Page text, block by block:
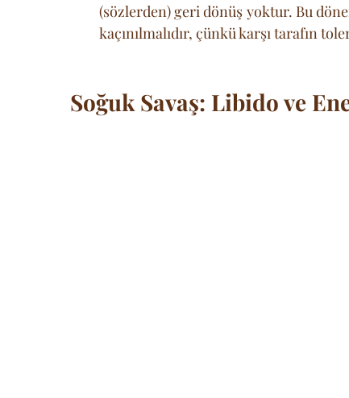
(sözlerden) geri dönüş yoktur. Bu
kaçınılmalıdır, çünkü karşı tarafın
Soğuk Savaş: Libido ve